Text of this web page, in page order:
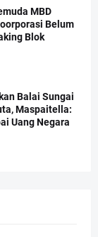
MBD
Belum
Blok
Balai Sungai
Maspaitella:
Uang Negara